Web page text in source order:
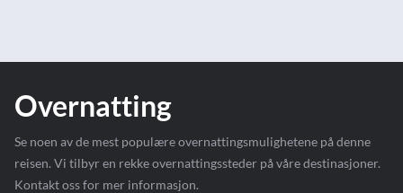
Overnatting
Se noen av de mest populære overnattingsmulighetene på denne
reisen. Vi tilbyr en rekke overnattingssteder på våre destinasjoner.
Kontakt oss for mer informasjon.